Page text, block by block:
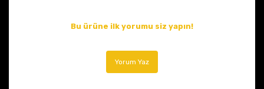
Bu ürüne ilk yorumu siz yapın!
Yorum Yaz